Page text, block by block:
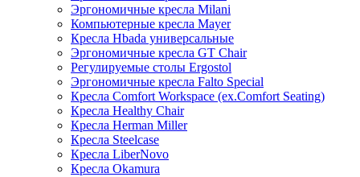
Эргономичные кресла Milani
Компьютерные кресла Mayer
Кресла Hbada универсальные
Эргономичные кресла GT Chair
Регулируемые столы Ergostol
Эргономичные кресла Falto Special
Кресла Comfort Workspace (ex.Comfort Seating)
Кресла Healthy Chair
Кресла Herman Miller
Кресла Steelcase
Кресла LiberNovo
Кресла Okamura